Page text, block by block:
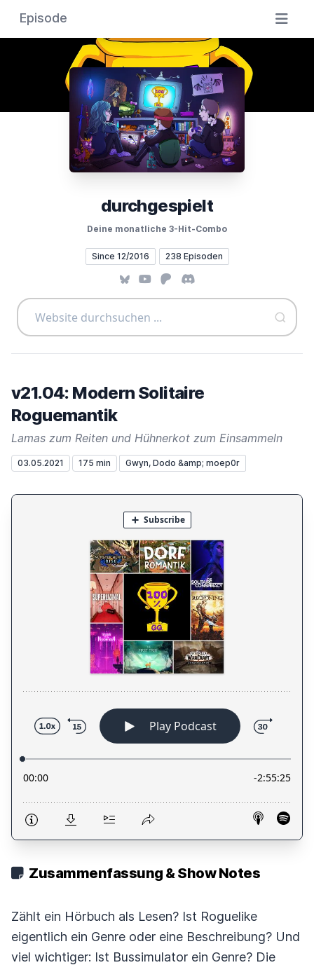
Episode
durchgespielt
Deine monatliche 3-Hit-Combo
Since 12/2016 238 Episoden
BlueskyYouTube
PatreonDiscord
v21.04: Modern Solitaire
Roguemantik
Lamas zum Reiten und Hühnerkot zum Einsammeln
03.05.2021 175 min Gwyn, Dodo &amp; moep0r
Zusammenfassung & Show Notes
Zählt ein Hörbuch als Lesen? Ist Roguelike
eigentlich ein Genre oder eine Beschreibung? Und
viel wichtiger: Ist Bussimulator ein Genre? Die